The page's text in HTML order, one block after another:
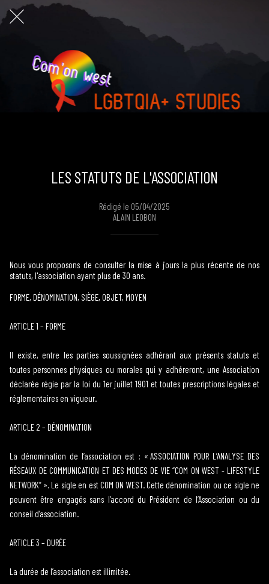
LES STATUTS DE L'ASSOCIATION
Rédigé le 05/04/2025
ALAIN LEOBON
Nous vous proposons de consulter la mise à jours la plus récente de nos
statuts, l'association ayant plus de 30 ans.
FORME, DÉNOMINATION, SIÈGE, OBJET, MOYEN
ARTICLE 1 – FORME
Il existe, entre les parties soussignées adhérant aux présents statuts et
toutes personnes physiques ou morales qui y adhéreront, une Association
déclarée régie par la loi du 1er juillet 1901 et toutes prescriptions légales et
réglementaires en vigueur.
ARTICLE 2 – DÉNOMINATION
La dénomination de l’association est : « ASSOCIATION POUR L’ANALYSE DES
RÉSEAUX DE COMMUNICATION ET DES MODES DE VIE “COM ON WEST - LIFESTYLE
NETWORK” ». Le sigle en est COM ON WEST. Cette dénomination ou ce sigle ne
peuvent être engagés sans l’accord du Président de l’Association ou du
conseil d’association.
ARTICLE 3 – DURÉE
La durée de l’association est illimitée.